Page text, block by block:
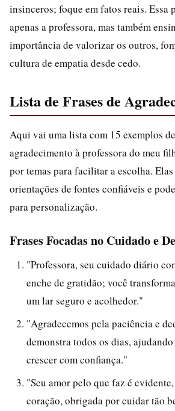
insinceros; foque em fatos reais. Essa
apenas a professora, mas também
importância de valorizar os outros,
cultura de empatia desde cedo.
Lista de Frases de
Aqui vai uma lista com 15 exemplos
agradecimento à professora do meu
por temas para facilitar a escolha.
orientações de fontes confiáveis e
para personalização.
Frases Focadas no Cuidado e
"Professora, seu cuidado diário
enche de gratidão; você
um lar seguro e acolhedor."
"Agradecemos pela paciência e
demonstra todos os dias,
crescer com confiança."
"Seu amor pelo que faz é
coração, obrigada por cuidar tão